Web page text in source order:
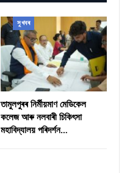
সুখবৰ
তামুলপুৰৰ নিৰ্মীয়মাণ মেডিকেল
কলেজ আৰু নলবাৰী চিকিৎসা
মহাবিদ্যালয় পৰিদৰ্শন…